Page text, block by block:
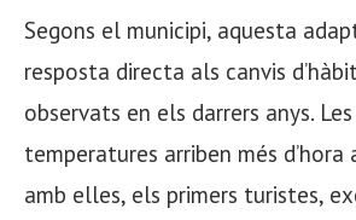
Segons el municipi, aquesta
resposta directa als canvis
observats en els darrers anys.
temperatures arriben més d’hora
amb elles, els primers turistes,